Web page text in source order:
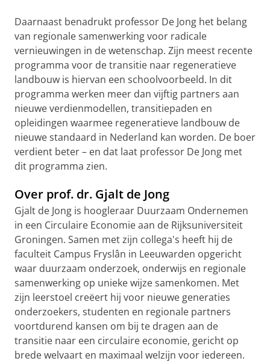
Daarnaast benadrukt professor De Jong het belang
van regionale samenwerking voor radicale
vernieuwingen in de wetenschap. Zijn meest recente
programma voor de transitie naar regeneratieve
landbouw is hiervan een schoolvoorbeeld. In dit
programma werken meer dan vijftig partners aan
nieuwe verdienmodellen, transitiepaden en
opleidingen waarmee regeneratieve landbouw de
nieuwe standaard in Nederland kan worden. De boer
verdient beter – en dat laat professor De Jong met
dit programma zien.
Over prof. dr. Gjalt de Jong
Gjalt de Jong is hoogleraar Duurzaam Ondernemen
in een Circulaire Economie aan de Rijksuniversiteit
Groningen. Samen met zijn collega's heeft hij de
faculteit Campus Fryslân in Leeuwarden opgericht
waar duurzaam onderzoek, onderwijs en regionale
samenwerking op unieke wijze samenkomen. Met
zijn leerstoel creëert hij voor nieuwe generaties
onderzoekers, studenten en regionale partners
voortdurend kansen om bij te dragen aan de
transitie naar een circulaire economie, gericht op
brede welvaart en maximaal welzijn voor iedereen.